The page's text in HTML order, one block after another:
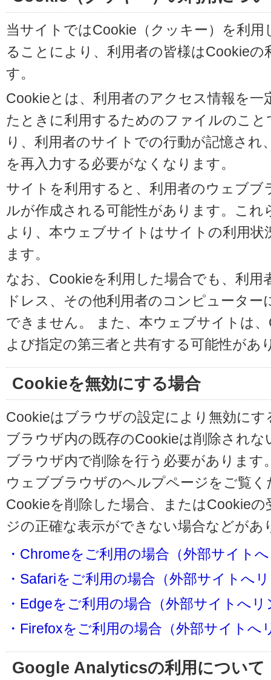
当サイトではCookie（クッキー）を利
ることにより、利用者の皆様はCookie
す。
Cookieとは、利用者のアクセス情報を
たときに利用するためのファイルのこ
り、利用者のサイトでの行動が記憶さ
を再入力する必要がなくなります。
サイトを利用すると、利用者のウェブ
ルが作成される可能性があります。こ
より、本ウェブサイトはサイトの利用
ます。
なお、Cookieを利用した場合でも、利用
ドレス、その他利用者のコンピュータ
できません。 また、本ウェブサイトは
よび指定の第三者と共有する可能性があ
Cookieを無効にする場合
Cookieはブラウザの設定により無効に
ブラウザ内の既存のCookieは削除され
ブラウザ内で削除を行う必要があります
ウェブブラウザのヘルプページをご覧く
Cookieを削除した場合、またはCookie
ジの正確な表示ができない場合などが
・Chromeをご利用の場合（外部サイト
・Safariをご利用の場合（外部サイトへ
・Edgeをご利用の場合（外部サイトへリ
・Firefoxをご利用の場合（外部サイトへ
Google Analyticsの利用について